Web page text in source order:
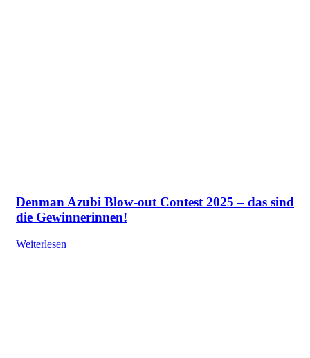
Denman Azubi Blow-out Contest 2025 – das sind
die Gewinnerinnen!
Weiterlesen